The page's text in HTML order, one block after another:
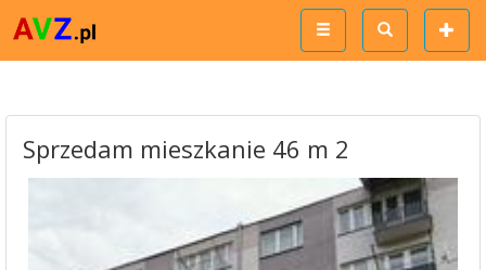
Sprzedam mieszkanie 46 m 2